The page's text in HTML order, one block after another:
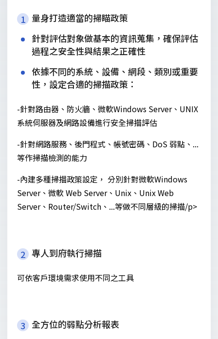
1 量身打造適當的掃瞄政策
針對評估對象做基本的資訊蒐集，確保評估
過程之安全性與結果之正確性
依據不同的系統、設備、網段、類別或重要
性，設定合適的掃描政策：
-針對路由器、防火牆、微軟Windows Server、UNIX
系統伺服器及網路設備進行安全掃描評估
-針對網路服務、後門程式、帳號密碼、DoS 弱點、...
等作掃描檢測的能力
-內建多種掃描政策設定， 分別針對微軟Windows
Server、微軟 Web Server、Unix、Unix Web
Server、Router/Switch、...等做不同層級的掃描/p>
2 專人到府執行掃描
可依客戶環境需求使用不同之工具
3 全方位的弱點分析報表